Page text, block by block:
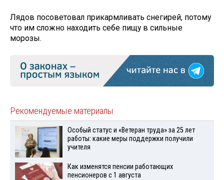
Лядов посоветовал прикармливать снегирей, потому
что им сложно находить себе пищу в сильные
морозы.
Рекомендуемые материалы
Особый статус и «Ветеран труда» за 25 лет
работы: какие меры поддержки получили
учителя
Как изменятся пенсии работающих
пенсионеров с 1 августа